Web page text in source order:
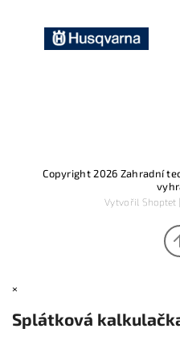
Copyright 2026 Zahradní
Vytvořil Shoptet
×
Splátková kalkulačka